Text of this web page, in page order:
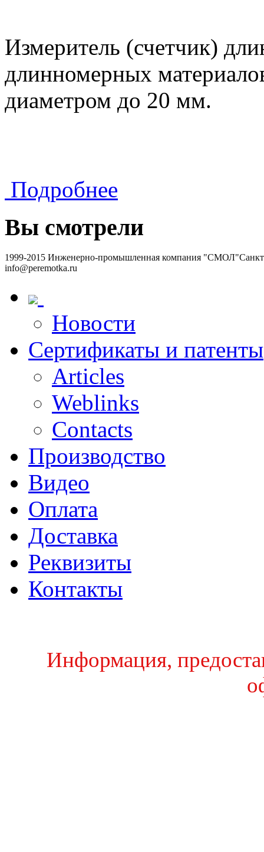
Измеритель (счетчик)
длинномерных
диаметром до 20 мм.
Подробнее
Вы смотрели
1999-2015 Инженерно-промышленная компания "СМОЛ"
info@peremotka.ru
Новости
Сертификаты и патенты
Articles
Weblinks
Contacts
Производство
Видео
Оплата
Доставка
Реквизиты
Контакты
Информация,